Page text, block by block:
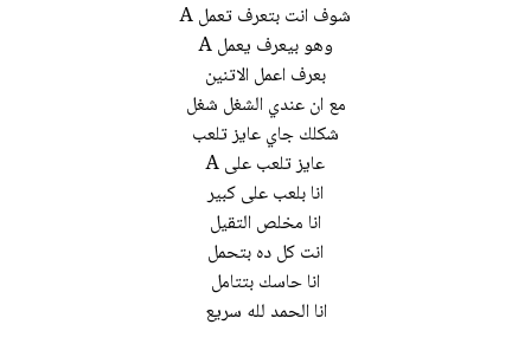
شوف انت بتعرف تعمل A
وهو بيعرف يعمل A
بعرف اعمل الاتنين
مع ان عندي الشغل شغل
شكلك جاي عايز تلعب
عايز تلعب على A
انا بلعب على كبير
انا مخلص التقيل
انت كل ده بتحمل
انا حاسك بتتامل
انا الحمد لله سريع